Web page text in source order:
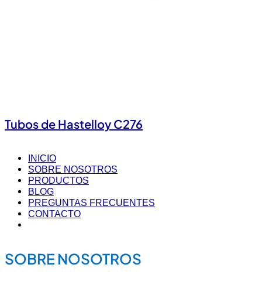
Tubos de Hastelloy C276
INICIO
SOBRE NOSOTROS
PRODUCTOS
BLOG
PREGUNTAS FRECUENTES
CONTACTO
SOBRE NOSOTROS